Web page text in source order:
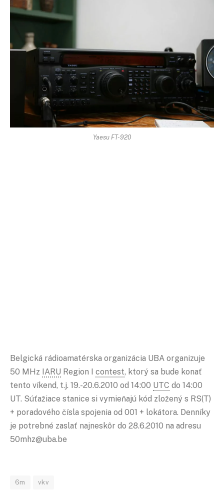
Yaesu FT-920
Belgická rádioamatérska organizácia UBA organizuje
50 MHz IARU Region I contest, ktorý sa bude konať
tento víkend, t.j. 19.-20.6.2010 od 14:00 UTC do 14:00
UT. Súťažiace stanice si vymieňajú kód zložený s RS(T)
+ poradového čísla spojenia od 001 + lokátora. Denníky
je potrebné zaslať najneskôr do 28.6.2010 na adresu
50mhz@uba.be
6m vkv